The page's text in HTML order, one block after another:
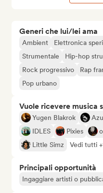
Generi che lui/lei ama
Ambient Elettronica
Strumentale
Hip-hop
Rock progressivo
Rap
Pop urbano
Vuole ricevere musica
Yugen Blakrok
IDLES
Pixies
Little Simz
Vedi tutti
Principali opportunità
Ingaggiare artisti o